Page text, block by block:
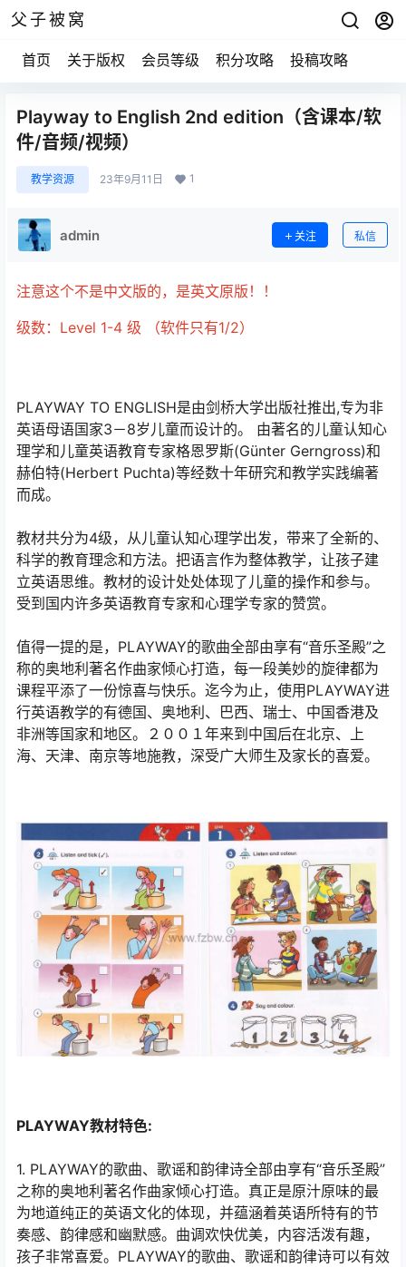
父子被窝
首页 关于版权 会员等级 积分攻略 投稿攻略
Playway to English 2nd edition（含课本/软
件/音频/视频）
教学资源 23年9月11日 1
admin 关注 私信
注意这个不是中文版的，是英文原版！！
级数：Level 1-4 级 （软件只有1/2）
PLAYWAY TO ENGLISH是由剑桥大学出版社推出,专为非
英语母语国家3－8岁儿童而设计的。 由著名的儿童认知心
理学和儿童英语教育专家格恩罗斯(Günter Gerngross)和
赫伯特(Herbert Puchta)等经数十年研究和教学实践编著
而成。
教材共分为4级，从儿童认知心理学出发，带来了全新的、
科学的教育理念和方法。把语言作为整体教学，让孩子建
立英语思维。教材的设计处处体现了儿童的操作和参与。
受到国内许多英语教育专家和心理学专家的赞赏。
值得一提的是，PLAYWAY的歌曲全部由享有“音乐圣殿”之
称的奥地利著名作曲家倾心打造，每一段美妙的旋律都为
课程平添了一份惊喜与快乐。迄今为止，使用PLAYWAY进
行英语教学的有德国、奥地利、巴西、瑞士、中国香港及
非洲等国家和地区。２００１年来到中国后在北京、上
海、天津、南京等地施教，深受广大师生及家长的喜爱。
PLAYWAY教材特色:
1. PLAYWAY的歌曲、歌谣和韵律诗全部由享有“音乐圣殿”
之称的奥地利著名作曲家倾心打造。真正是原汁原味的最
为地道纯正的英语文化的体现，并蕴涵着英语所特有的节
奏感、韵律感和幽默感。曲调欢快优美，内容活泼有趣，
孩子非常喜爱。PLAYWAY的歌曲、歌谣和韵律诗可以有效